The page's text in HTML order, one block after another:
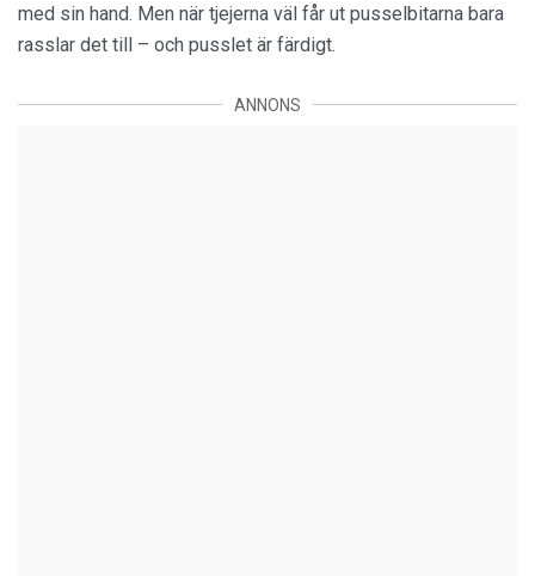
med sin hand. Men när tjejerna väl får ut pusselbitarna bara
rasslar det till – och pusslet är färdigt.
ANNONS